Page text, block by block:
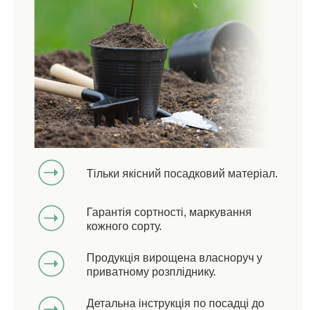
Тільки якісний посадковий матеріал.
Гарантія сортності, маркування
кожного сорту.
Продукція вирощена власноруч у
приватному розпліднику.
Детальна інструкція по посадці до